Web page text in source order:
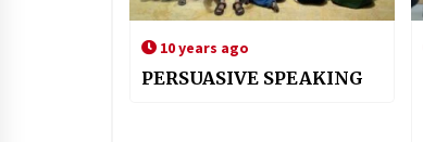
10 years ago
PERSUASIVE SPEAKING